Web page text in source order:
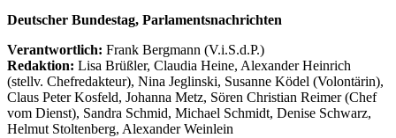
Deutscher Bundestag, Parlamentsnachrichten
Verantwortlich: Frank Bergmann (V.i.S.d.P.)
Redaktion: Lisa Brüßler, Claudia Heine, Alexander Heinrich
(stellv. Chefredakteur), Nina Jeglinski, Susanne Ködel (Volontärin),
Claus Peter Kosfeld, Johanna Metz, Sören Christian Reimer (Chef
vom Dienst), Sandra Schmid, Michael Schmidt, Denise Schwarz,
Helmut Stoltenberg, Alexander Weinlein